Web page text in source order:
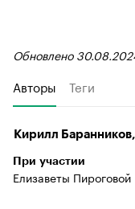
Обновлено
Авторы Теги
Кирилл
При участии
Елизаветы Пироговой